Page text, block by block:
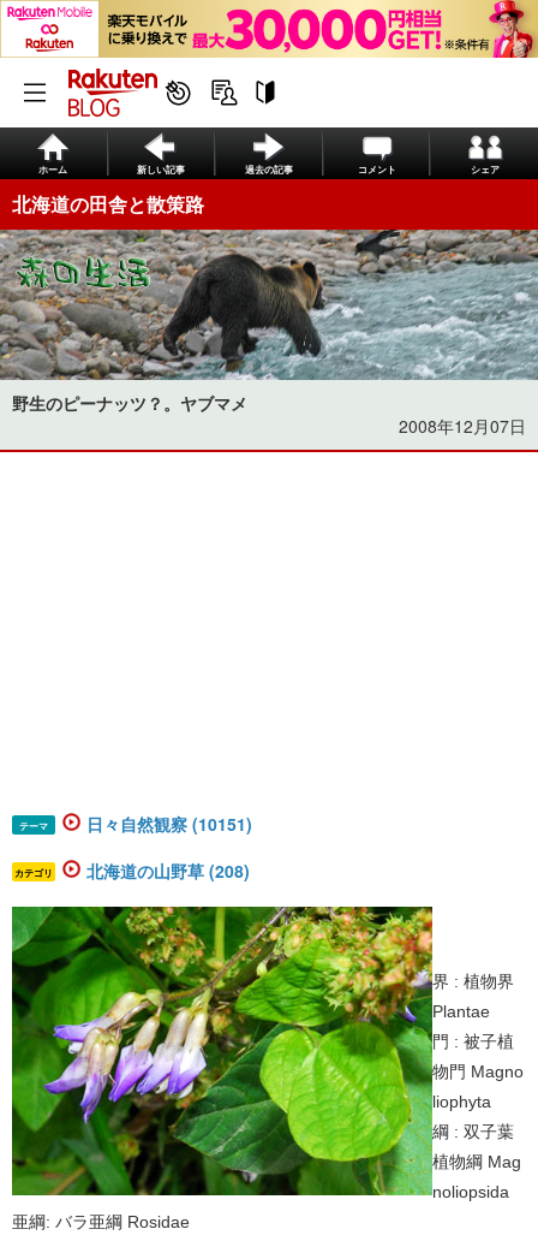
ホーム 新しい記事 過去の記事 コメント シェア
北海道の田舎と散策路
野生のピーナッツ？。ヤブマメ
2008年12月07日
テーマ 日々自然観察 (10151)
カテゴリ 北海道の山野草 (208)
界 : 植物界
Plantae
門 : 被子植
物門 Magno
liophyta
綱 : 双子葉
植物綱 Mag
noliopsida
亜綱: バラ亜綱 Rosidae